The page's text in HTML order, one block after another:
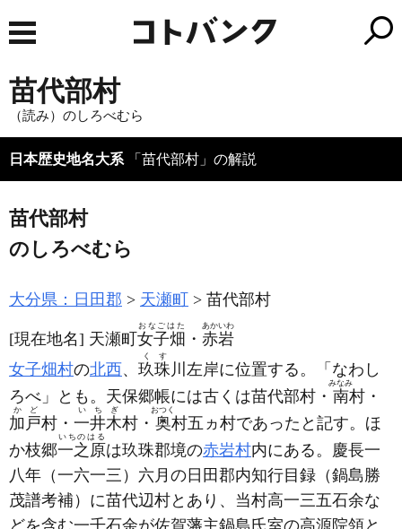
苗代部村
（読み）のしろべむら
日本歴史地名大系 「苗代部村」の解説
苗代部村
のしろべむら
大分県：日田郡 天瀬町 苗代部村
[現在地名] 天瀬町 女子畑
おなごはた
・ 赤岩
あかいわ
女子畑村の北西、 玖珠
くす
川左岸に位置する。「なわし
ろべ」とも。天保郷帳には古くは苗代部村・ 南
みなみ
村・
加戸
かど
村・ 一井木
いちぎ
村・ 奥
おつく
村五ヵ村であったと記す。ほ
か枝郷一之原
いちのはる
は玖珠郡境の赤岩村内にある。慶長一
八年 （一六一三） 六月の日田郡内知行目録 （鍋島勝
茂譜考補） に苗代辺村とあり、当村高一三五石余な
どを含む一千石余が佐賀藩主鍋島氏室の高源院領と